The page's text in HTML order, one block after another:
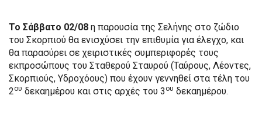
Το Σάββατο 02/08 η παρουσία της Σελήνης στο ζώδιο
του Σκορπιού θα ενισχύσει την επιθυμία για έλεγχο, και
θα παρασύρει σε χειριστικές συμπεριφορές τους
εκπροσώπους του Σταθερού Σταυρού (Ταύρους, Λέοντες,
Σκορπιούς, Υδροχόους) που έχουν γεννηθεί στα τέλη του
2ου δεκαημέρου και στις αρχές του 3 ου δεκαημέρου.